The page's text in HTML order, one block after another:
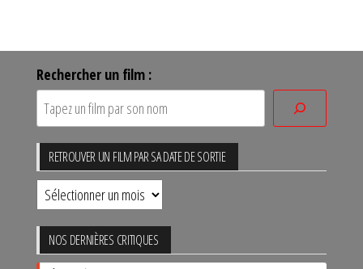
Rechercher un film :
RETROUVER UN FILM PAR SA DATE DE SORTIE
Retrouver
un
film
par
NOS DERNIÈRES CRITIQUES